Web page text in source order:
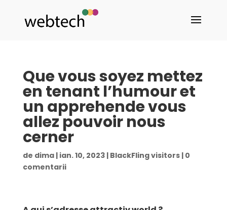
Que vous soyez mettez
en tenant l’humour et
un apprehende vous
allez pouvoir nous
cerner
de dima| ian. 10, 2023| BlackFling visitors| 0
comentarii